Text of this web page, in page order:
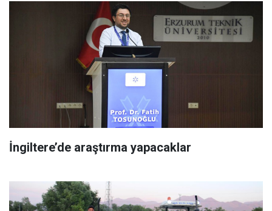
İngiltere’de araştırma yapacaklar